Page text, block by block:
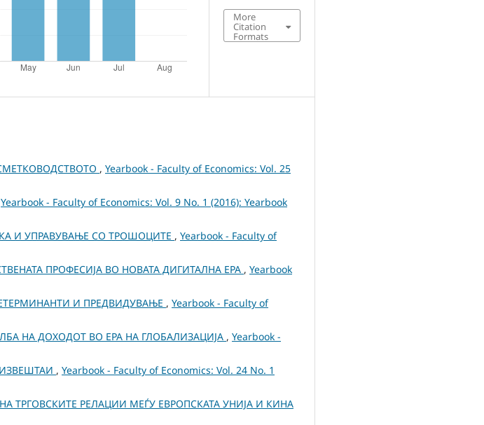
More
Citation
Formats
, Yearbook - Faculty of Economics: Vol. 25
Yearbook - Faculty of Economics: Vol. 9 No. 1 (2016): Yearbook
И УПРАВУВАЊЕ СО ТРОШОЦИТЕ , Yearbook - Faculty of
ПРОФЕСИЈА ВО НОВАТА ДИГИТАЛНА ЕРА , Yearbook
И ПРЕДВИДУВАЊЕ , Yearbook - Faculty of
НА ДОХОДОТ ВО ЕРА НА ГЛОБАЛИЗАЦИЈА , Yearbook -
, Yearbook - Faculty of Economics: Vol. 24 No. 1
ТРГОВСКИТЕ РЕЛАЦИИ МЕЃУ ЕВРОПСКАТА УНИЈА И КИНА